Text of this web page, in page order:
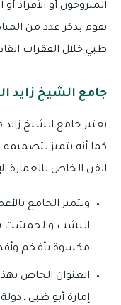
المتزوجون أو الأفراد
نقوم بذكر عدد من
ظبي خلال الفقرات
جامع الشيخ زايد
يعتبر جامع الشيخ
كما أنه يتميز بتصميمه
الفن الخاص بالعمارة
مكسوة بأفخم
العنوان الخاص
إمارة أبو ظبي ـ